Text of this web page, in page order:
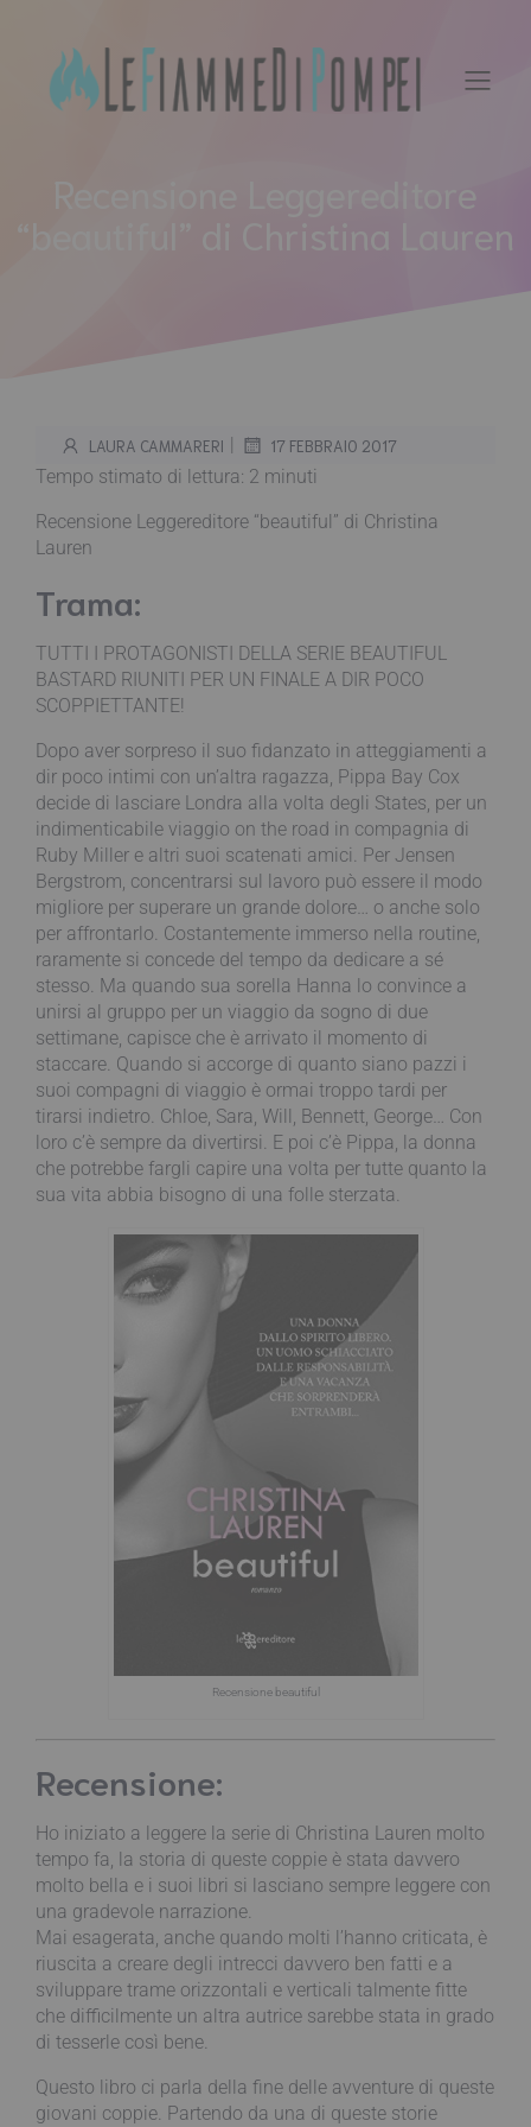
contenuto
“beautiful” di Christina Lauren
LAURA CAMMARERI | 17 FEBBRAIO 2017
Tempo stimato di lettura: 2 minuti
Recensione Leggereditore “beautiful” di Christina
Lauren
Trama:
TUTTI I PROTAGONISTI DELLA SERIE BEAUTIFUL
BASTARD RIUNITI PER UN FINALE A DIR POCO
SCOPPIETTANTE!
Dopo aver sorpreso il suo fidanzato in atteggiamenti a
dir poco intimi con un’altra ragazza, Pippa Bay Cox
decide di lasciare Londra alla volta degli States, per un
indimenticabile viaggio on the road in compagnia di
Ruby Miller e altri suoi scatenati amici. Per Jensen
Bergstrom, concentrarsi sul lavoro può essere il modo
migliore per superare un grande dolore… o anche solo
per affrontarlo. Costantemente immerso nella routine,
raramente si concede del tempo da dedicare a sé
stesso. Ma quando sua sorella Hanna lo convince a
unirsi al gruppo per un viaggio da sogno di due
settimane, capisce che è arrivato il momento di
staccare. Quando si accorge di quanto siano pazzi i
suoi compagni di viaggio è ormai troppo tardi per
tirarsi indietro. Chloe, Sara, Will, Bennett, George… Con
loro c’è sempre da divertirsi. E poi c’è Pippa, la donna
che potrebbe fargli capire una volta per tutte quanto la
sua vita abbia bisogno di una folle sterzata.
Recensione beautiful
Recensione:
Ho iniziato a leggere la serie di Christina Lauren molto
tempo fa, la storia di queste coppie è stata davvero
molto bella e i suoi libri si lasciano sempre leggere con
una gradevole narrazione.
Mai esagerata, anche quando molti l’hanno criticata, è
riuscita a creare degli intrecci davvero ben fatti e a
sviluppare trame orizzontali e verticali talmente fitte
che difficilmente un altra autrice sarebbe stata in grado
di tesserle così bene.
Questo libro ci parla della fine delle avventure di queste
giovani coppie. Partendo da una di queste storie